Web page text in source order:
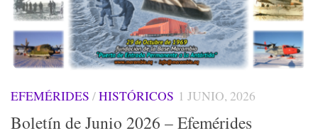
EFEMÉRIDES /HISTÓRICOS 1 JUNIO, 2026
Boletín de Junio 2026 – Efemérides